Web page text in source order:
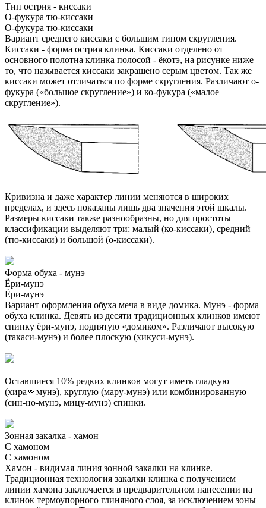
Тип острия - киссаки
О-фукура тю-киссаки
О-фукура тю-киссаки
Вариант среднего киссаки с большим типом скругления.
Киссаки - форма острия клинка. Киссаки отделено от
основного полотна клинка полосой - ёкотэ, на рисунке ниже
то, что называется киссаки закрашено серым цветом. Так же
киссаки может отличаться по форме скругления. Различают о-
фукура («большое скругление») и ко-фукура («малое
скругление»).
Кривизна и даже характер линии меняются в широких
пределах, и здесь показаны лишь два значения этой шкалы.
Размеры киссаки также разнообразны, но для простоты
классификации выделяют три: малый (ко-киссаки), средний
(тю-киссаки) и большой (о-киссаки).
Форма обуха - мунэ
Ёри-мунэ
Ёри-мунэ
Вариант оформления обуха меча в виде домика. Мунэ - форма
обуха клинка. Девять из десяти традиционных клинков имеют
спинку ёри-мунэ, поднятую «домиком». Различают высокую
(такаси-мунэ) и более плоскую (хикуси-мунэ).
Оставшиеся 10% редких клинков могут иметь гладкую
(хирамунэ), круглую (мару-мунэ) или комбинированную
(син-но-мунэ, мицу-мунэ) спинки.
Зонная закалка - хамон
С хамоном
С хамоном
Хамон - видимая линия зонной закалки на клинке.
Традиционная технология закалки клинка с получением
линии хамона заключается в предварительном нанесении на
клинок термоупорного глиняного слоя, за исключением зоны